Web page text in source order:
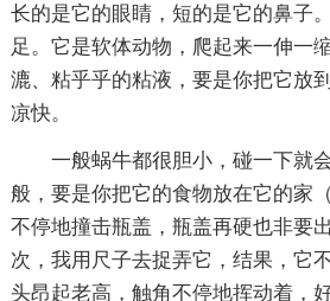
长的是它的眼睛，短的是它的鼻子
足。它是软体动物，爬起来一伸一
漉、粘乎乎的粘液，要是你把它放
凉快。
一般蜗牛都很胆小，碰一下就
般，要是你把它的食物放在它的家
不停地撞击瓶盖，瓶盖再硬也非要
次，我用尺子去捉弄它，结果，它
头昂起老高，触角不停地挥动着，